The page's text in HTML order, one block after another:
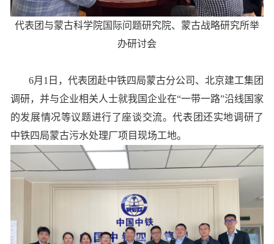
代表团与蒙古科学院国际问题研究院、蒙古战略研究所举
办研讨会
6月1日，代表团赴中铁四局蒙古分公司、北京建工集团
调研，并与企业相关人士就我国企业在“一带一路”沿线国家
的发展情况等议题进行了座谈交流。代表团还实地调研了
中铁四局蒙古污水处理厂项目现场工地。